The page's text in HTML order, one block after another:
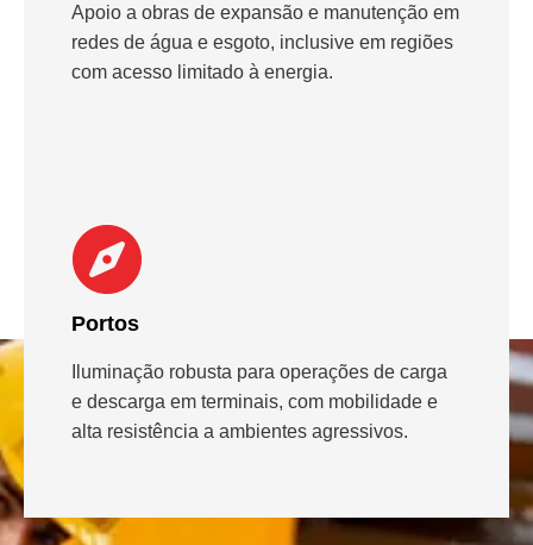
Apoio a obras de expansão e manutenção em
redes de água e esgoto, inclusive em regiões
com acesso limitado à energia.
Portos
Iluminação robusta para operações de carga
e descarga em terminais, com mobilidade e
alta resistência a ambientes agressivos.